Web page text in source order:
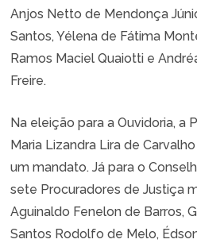
Anjos Netto de Mendonça
Santos, Yélena de Fátima
Ramos Maciel Quaiotti e
Freire.
Na eleição para a Ouvidoria, a
Maria Lizandra Lira de
um mandato. Já para o
sete Procuradores de Justiça
Aguinaldo Fenelon de Barros,
Santos Rodolfo de Melo,